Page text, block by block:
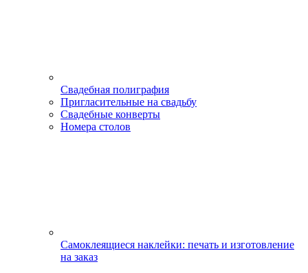
Свадебная полиграфия
Пригласительные на свадьбу
Свадебные конверты
Номера столов
Самоклеящиеся наклейки: печать и изготовление
на заказ